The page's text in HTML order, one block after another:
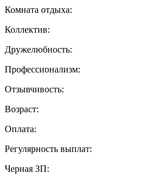
Комната отдыха:
Коллектив:
Дружелюбность:
Профессионализм:
Отзывчивость:
Возраст:
Оплата:
Регулярность выплат:
Черная ЗП: